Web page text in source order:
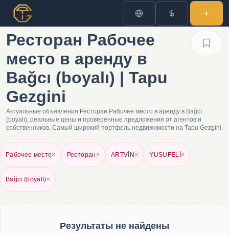
Ресторан Рабочее
место в аренду в
Bağcı (boyalı) | Tapu
Gezgini
Актуальные объявления Ресторан Рабочее место в аренду в Bağcı
(boyalı), реальные цены и проверенные предложения от агентов и
собственников. Самый широкий портфель недвижимости на Tapu Gezgini.
Рабочее место× Ресторан × ARTVİN × YUSUFELİ ×
Bağcı (boyalı)×
Результаты не найдены